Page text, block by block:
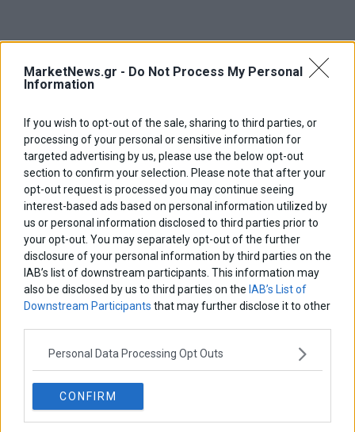
MarketNews.gr - Do Not Process My Personal
Information
If you wish to opt-out of the sale, sharing to third parties, or
processing of your personal or sensitive information for
targeted advertising by us, please use the below opt-out
section to confirm your selection. Please note that after your
opt-out request is processed you may continue seeing
interest-based ads based on personal information utilized by
us or personal information disclosed to third parties prior to
your opt-out. You may separately opt-out of the further
disclosure of your personal information by third parties on the
IAB’s list of downstream participants. This information may
also be disclosed by us to third parties on the IAB’s List of
Downstream Participants that may further disclose it to other
Personal Data Processing Opt Outs
CONFIRM
ΑΡΘΡΟΓΡΑΦΟΙ
Ελευθερία Κούρταλη
Οι «τιμωροί» των ομολόγων επέστρεψαν
Η αληθινή παιδεία ξεκινά από την ψυχή…
Σταματίνα Σταματάκου
Η βία κατά των ζώων δεν αντέχει βολικές ερμηνείες
Δημήτρης Καμπουράκης
ψάχνει τον επόμενο Μεσσία